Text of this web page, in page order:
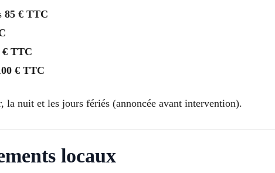
85 € TTC
€ TTC
€ TTC
la nuit et les jours fériés (annoncée avant intervention).
locaux